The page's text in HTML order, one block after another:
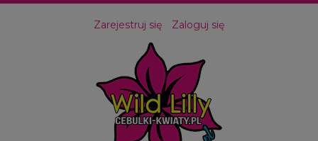
Zarejestruj się Zaloguj się